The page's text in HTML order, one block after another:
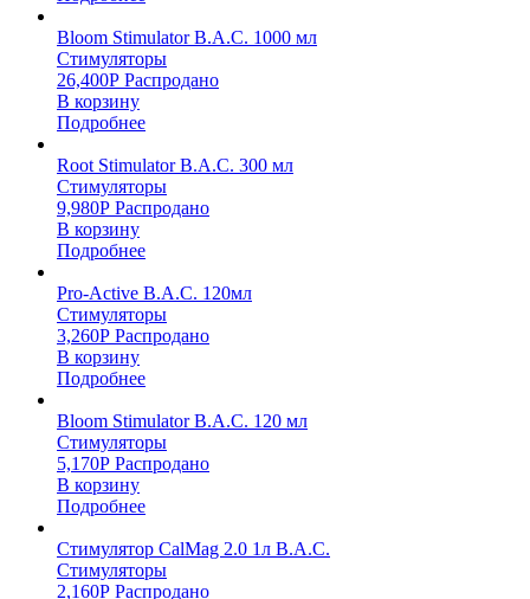
Bloom Stimulator B.A.C. 1000 мл
Стимуляторы
26,400Р Распродано
В корзину
Подробнее
Root Stimulator B.A.C. 300 мл
Стимуляторы
9,980Р Распродано
В корзину
Подробнее
Pro-Active B.A.C. 120мл
Стимуляторы
3,260Р Распродано
В корзину
Подробнее
Bloom Stimulator B.A.C. 120 мл
Стимуляторы
5,170Р Распродано
В корзину
Подробнее
Стимулятор CalMag 2.0 1л B.A.C.
Стимуляторы
2,160Р Распродано